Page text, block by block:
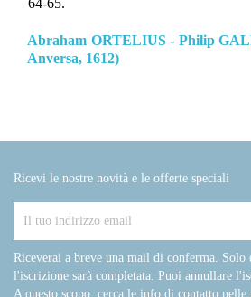
64-65.
Abraham ORTELIUS - Philip
Anversa, 1612)
Ricevi le nostre novità e le offerte speciali
Riceverai a breve una mail di conferma. Solo
l'iscrizione sarà completata. Puoi annullare
A questo scopo, cerca le info di contatto nelle